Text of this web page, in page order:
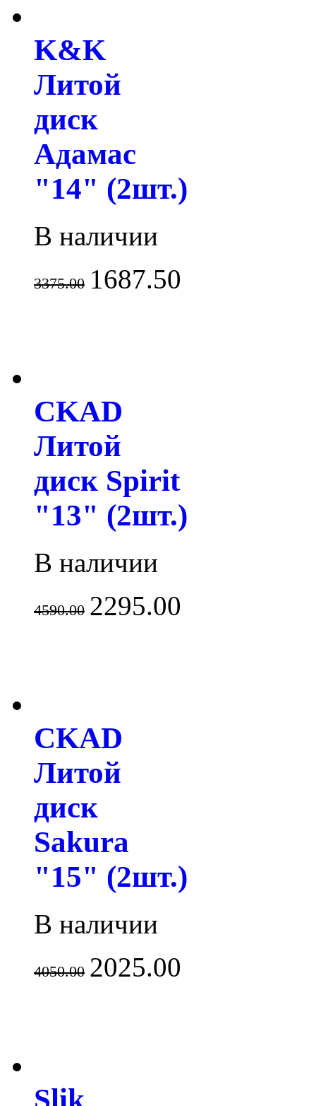
K&K
Литой
диск
Адамас
"14" (2шт.)
В наличии
3375.00 1687.50
CKAD
Литой
диск Spirit
"13" (2шт.)
В наличии
4590.00 2295.00
CKAD
Литой
диск
Sakura
"15" (2шт.)
В наличии
4050.00 2025.00
Slik